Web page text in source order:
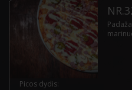
Picos dydis: